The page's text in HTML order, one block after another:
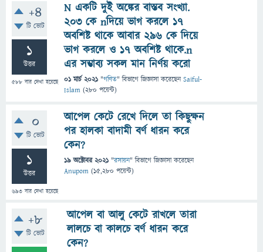
+4
টি ভোট
1
উত্তর
588 বার দেখা হয়েছে
N একটি দুই অঙ্কের বাস্তব সংখ্যা.
203 কে nদিয়ে ভাগ করলে 17
অবশিষ্ট থাকে আবার 296 কে দিয়ে
ভাগ করলে ও 17 অবশিষ্ট থাকে.n
এর সম্ভাব্য সকল মান নির্ণয় করো
01 মার্চ 2021 "গণিত" বিভাগে জিজ্ঞাসাকরেছেনSaiful-
Islam (280 পয়েন্ট)
0
টি ভোট
1
উত্তর
693 বার দেখা হয়েছে
আপেল কেটে রেখে দিলে তা কিছুক্ষন
পর হালকা বাদামী বর্ণ ধারন করে
কেন?
19 অক্টোবর 2021 "রসায়ন" বিভাগে জিজ্ঞাসাকরেছেন
Anupom (15,280 পয়েন্ট)
+8
টি ভোট
আপেল বা আলু কেটে রাখলে তারা
লালচে বা কালচে বর্ণ ধারন করে
কেন?